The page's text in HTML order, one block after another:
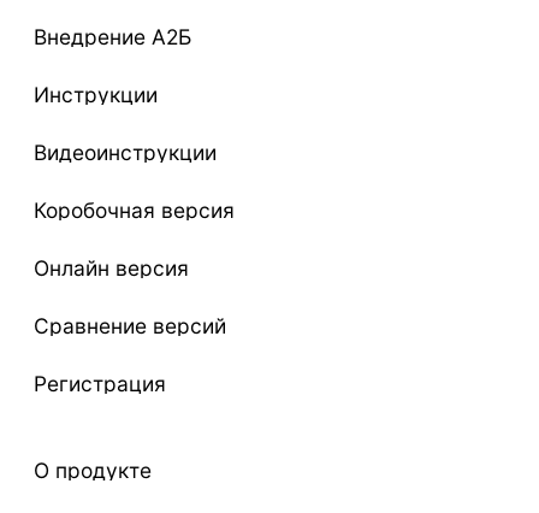
Внедрение A2Б
Инструкции
Видеоинструкции
Коробочная версия
Онлайн версия
Сравнение версий
Регистрация
О продукте